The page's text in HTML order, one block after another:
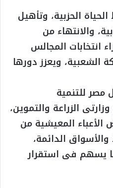
الحزبية، وتأهيل
والانتهاء من
انتخابات المجالس
الشعبية، ويعزز دورها
مصر للتنمية
الزراعة والتموين،
الأعباء المعيشية من
الدائمة،
يسهم فى استقرار